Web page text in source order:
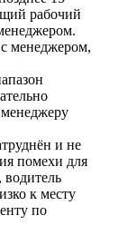
рабочий
с менеджером,
и не
помехи для
водитель
к месту
по